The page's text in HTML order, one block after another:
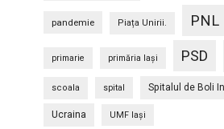
pandemie Piața Unirii. PNL
primarie primăria Iași PSD
scoala spital Spitalul de Boli
Ucraina UMF Iași